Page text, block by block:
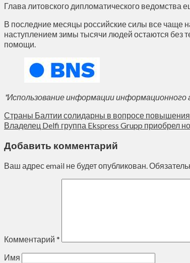
Глава литовского дипломатического ведомства
В последние месяцы российские силы все чаще
наступлением зимы тысячи людей остаются без
помощи.
*Использование информации информационного
Страны Балтии солидарны в вопросе
Владелец Delfi группа Ekspress Grupp приобрел
Добавить комментарий
Ваш адрес email не будет опубликован.
Комментарий *
Имя